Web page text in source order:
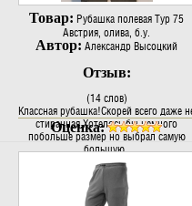
Товар: Рубашка полевая Typ 75
Австрия, олива, б.у.
Автор: Александр Высоцкий
Отзыв:
(14 слов)
Классная рубашка!Скорей всего даже
стиранная.Хотелось бы немного
побольше размер но выбрал самую
большую..
Оценка: